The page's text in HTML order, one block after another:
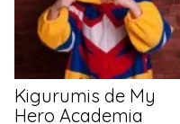
Kigurumis de My
Hero Academia